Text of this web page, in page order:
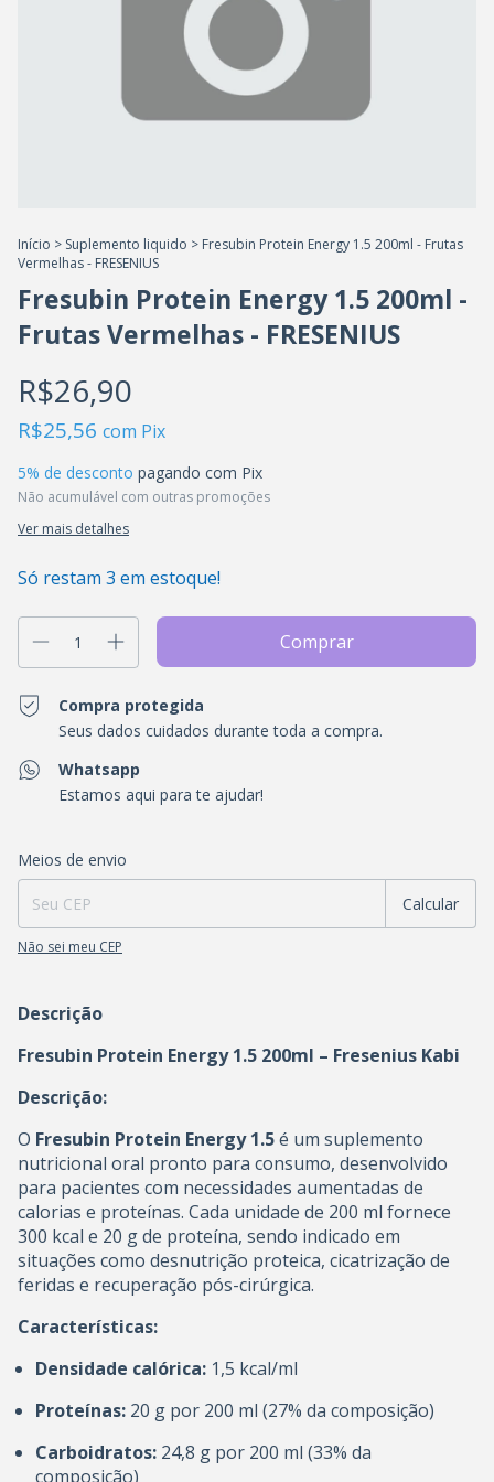
Início > Suplemento liquido > Fresubin Protein Energy 1.5 200ml - Frutas
Vermelhas - FRESENIUS
Fresubin Protein Energy 1.5 200ml -
Frutas Vermelhas - FRESENIUS
R$26,90
R$25,56 com Pix
5% de desconto pagando com Pix
Não acumulável com outras promoções
Ver mais detalhes
Só restam 3 em estoque!
Compra protegida
Seus dados cuidados durante toda a compra.
Whatsapp
Estamos aqui para te ajudar!
Entregas para o CEP:
Meios de envio
Calcular
Não sei meu CEP
Descrição
Fresubin Protein Energy 1.5 200ml – Fresenius Kabi
Descrição:
O Fresubin Protein Energy 1.5é um suplemento
nutricional oral pronto para consumo, desenvolvido
para pacientes com necessidades aumentadas de
calorias e proteínas. Cada unidade de 200 ml fornece
300 kcal e 20 g de proteína, sendo indicado em
situações como desnutrição proteica, cicatrização de
feridas e recuperação pós-cirúrgica.
Características:
Densidade calórica: 1,5 kcal/ml
Proteínas: 20 g por 200 ml (27% da composição)
Carboidratos: 24,8 g por 200 ml (33% da
composição)